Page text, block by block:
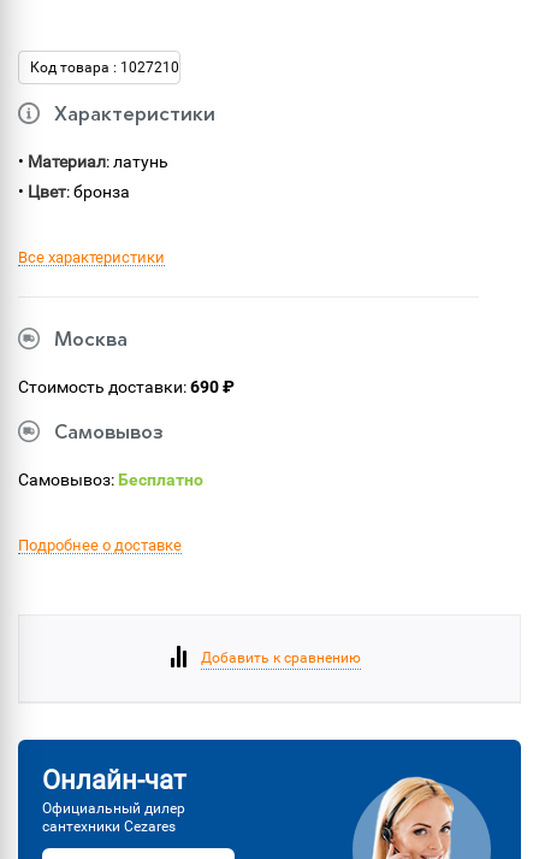
Код товара : 1027210
Характеристики
• Материал: латунь
• Цвет: бронза
Все характеристики
Москва
Стоимость доставки:690 ₽
Самовывоз
Самовывоз:Бесплатно
Подробнее о доставке
Добавить к сравнению
Онлайн-чат
Официальный дилер
сантехники Cezares